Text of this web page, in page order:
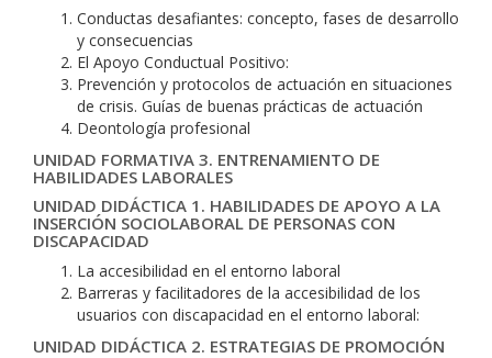
Conductas desafiantes: concepto, fases de desarrollo
y consecuencias
El Apoyo Conductual Positivo:
Prevención y protocolos de actuación en situaciones
de crisis. Guías de buenas prácticas de actuación
Deontología profesional
UNIDAD FORMATIVA 3. ENTRENAMIENTO DE
HABILIDADES LABORALES
UNIDAD DIDÁCTICA 1. HABILIDADES DE APOYO A LA
INSERCIÓN SOCIOLABORAL DE PERSONAS CON
DISCAPACIDAD
La accesibilidad en el entorno laboral
Barreras y facilitadores de la accesibilidad de los
usuarios con discapacidad en el entorno laboral:
UNIDAD DIDÁCTICA 2. ESTRATEGIAS DE PROMOCIÓN